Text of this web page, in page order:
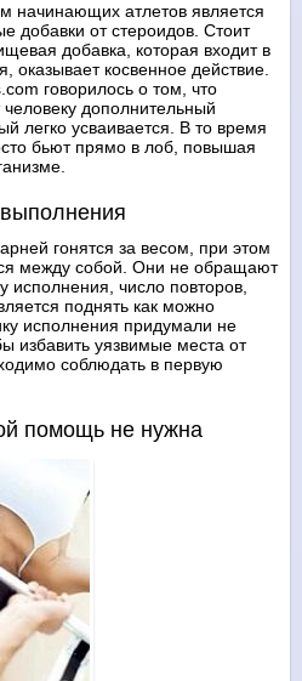
начинающих атлетов является
добавки от стероидов. Стоит
добавка, которая входит в
оказывает косвенное действие.
говорилось о том, что
человеку дополнительный
легко усваивается. В то время
бьют прямо в лоб, повышая
гонятся за весом, при этом
между собой. Они не обращают
исполнения, число повторов,
поднять как можно
исполнения придумали не
избавить уязвимые места от
соблюдать в первую
помощь не нужна